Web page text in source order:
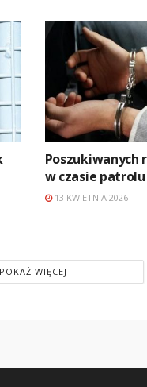
Poszukiwanych
w czasie
13 KWIETNIA 2026
POKAŻ WIĘCEJ